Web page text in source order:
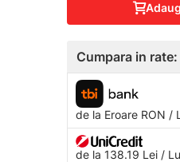
Cumpara in rate:
de la EroareRON /
de la 138.19 Lei /